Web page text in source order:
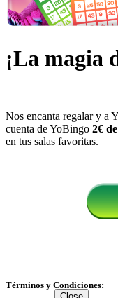
¡La magia
Nos encanta regalar y a
cuenta de YoBingo 2€
en tus salas favoritas.
Términos y Condiciones: